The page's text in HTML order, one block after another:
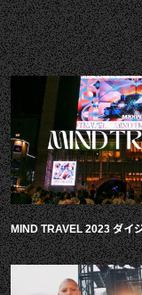
MIND TRAVEL 2023 ダイ